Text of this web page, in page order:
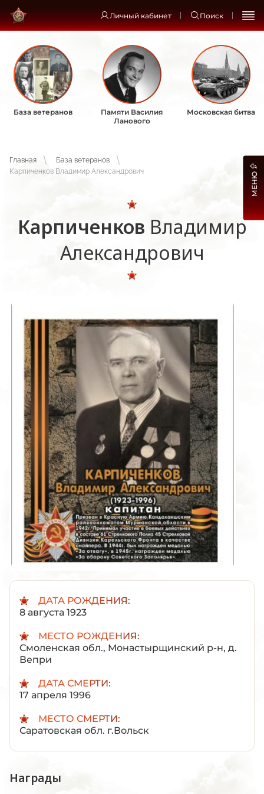
Личный кабинет Поиск
База ветеранов
Памяти Василия
Ланового
Московская битва
Главная
База ветеранов
Карпиченков Владимир Александрович
Карпиченков Владимир
Александрович
ДАТА РОЖДЕНИЯ:
8 августа 1923
МЕСТО РОЖДЕНИЯ:
Смоленская обл., Монастырщинский р-н, д.
Вепри
ДАТА СМЕРТИ:
17 апреля 1996
МЕСТО СМЕРТИ:
Саратовская обл. г.Вольск
Награды
МЕНЮ